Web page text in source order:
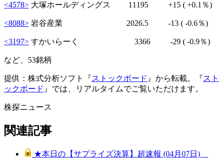
<4578> 大塚ホールディングス 11195 +15 ( +0.1％)
<8088> 岩谷産業 2026.5 -13 ( -0.6％)
<3197> すかいらーく 3366 -29 ( -0.9％)
など、53銘柄
提供：株式分析ソフト『ストックボード 』から転載。『スト
ックボード 』では、リアルタイムでご覧いただけます。
株探ニュース
関連記事
★本日の【サプライズ決算】超速報 (04月07日)